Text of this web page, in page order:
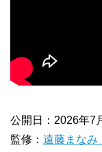
公開日：2026年7
監修： 遠藤まなみ